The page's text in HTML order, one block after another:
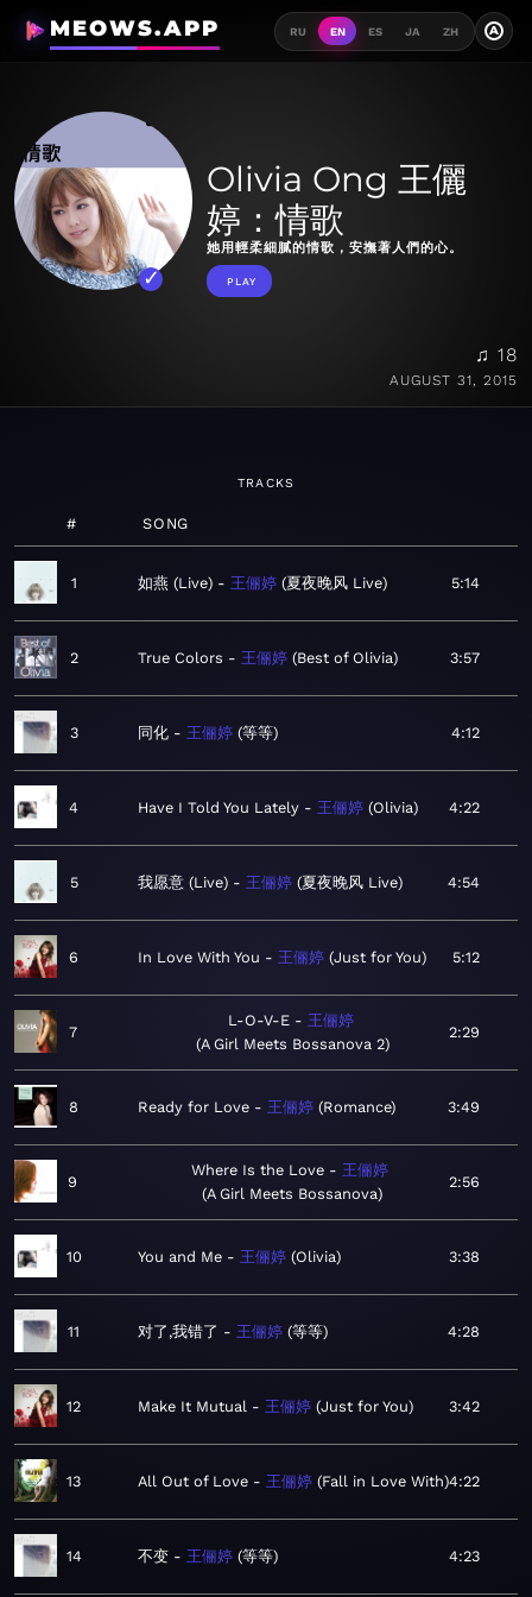
MEOWS.APP RU EN ES JA ZH A
Olivia Ong 王儷
婷：情歌
她用輕柔細膩的情歌，安撫著人們的心。
PLAY
♫ 18
AUGUST 31, 2015
TRACKS
# SONG
1 如燕 (Live) 王俪婷 夏夜晚风 Live 5:14
2 True Colors 王俪婷 Best of Olivia 3:57
3 同化 王俪婷 等等 4:12
4 Have I Told You Lately 王俪婷 Olivia 4:22
5 我愿意 (Live) 王俪婷 夏夜晚风 Live 4:54
6 In Love With You 王俪婷 Just for You 5:12
7
L-O-V-E
王俪婷
A Girl Meets Bossanova 2
2:29
8 Ready for Love 王俪婷 Romance 3:49
9
Where Is the Love
王俪婷
A Girl Meets Bossanova
2:56
10 You and Me 王俪婷 Olivia 3:38
11 对了,我错了 王俪婷 等等 4:28
12 Make It Mutual 王俪婷 Just for You 3:42
13 All Out of Love 王俪婷 Fall in Love With 4:22
14 不变 王俪婷 等等 4:23